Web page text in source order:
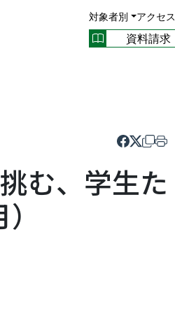
対象者別 アクセス
資料請求
む、学生た